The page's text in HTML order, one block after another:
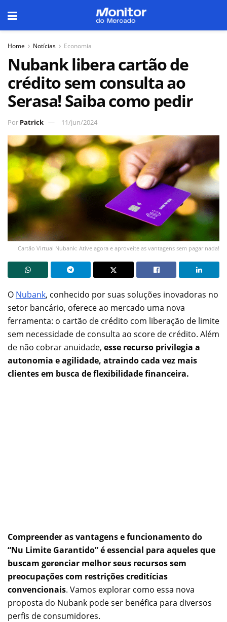
Home Notícias Economia
Nubank libera cartão de
crédito sem consulta ao
Serasa! Saiba como pedir
Por Patrick 11/jun/2024
Cartão Virtual Nubank: Ative agora e aproveite as vantagens sem pagar nada!
O Nubank, conhecido por suas soluções inovadoras no
setor bancário, oferece ao mercado uma nova
ferramenta: o cartão de crédito com liberação de limite
sem necessidade de consulta ao score de crédito. Além
de não cobrar anuidade, esse recurso privilegia a
autonomia e agilidade, atraindo cada vez mais
clientes em busca de flexibilidade financeira.
Compreender as vantagens e funcionamento do
“Nu Limite Garantido” é essencial para aqueles que
buscam gerenciar melhor seus recursos sem
preocupações com restrições creditícias
convencionais. Vamos explorar como essa nova
proposta do Nubank pode ser benéfica para diversos
perfis de consumidores.